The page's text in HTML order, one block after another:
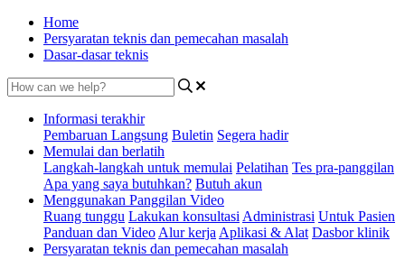
Home
Persyaratan teknis dan pemecahan masalah
Dasar-dasar teknis
Informasi terakhir
Pembaruan Langsung Buletin Segera hadir
Memulai dan berlatih
Langkah-langkah untuk memulai Pelatihan Tes pra-panggilan
Apa yang saya butuhkan? Butuh akun
Menggunakan Panggilan Video
Ruang tunggu Lakukan konsultasi Administrasi Untuk Pasien
Panduan dan Video Alur kerja Aplikasi & Alat Dasbor klinik
Persyaratan teknis dan pemecahan masalah